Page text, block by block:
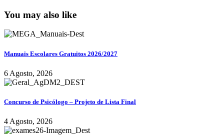
You may also like
Manuais Escolares Gratuitos 2026/2027
6 Agosto, 2026
Concurso de Psicólogo – Projeto de Lista Final
4 Agosto, 2026